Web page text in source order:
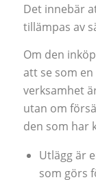
Det innebär
tillämpas av
Om den
att se som
verksamhet
utan om
den som har
Utlägg är
som görs